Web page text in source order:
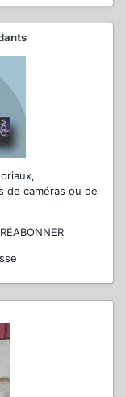
de caméras ou de